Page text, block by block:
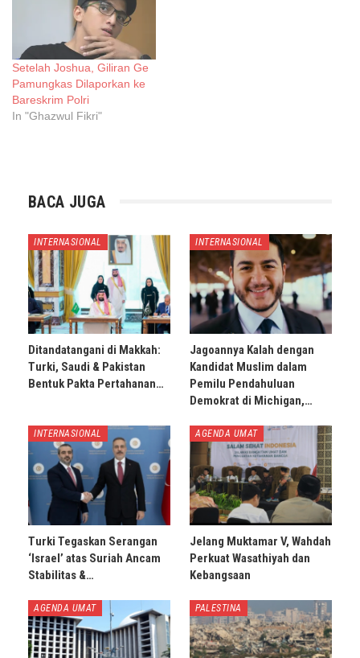
Setelah Joshua, Giliran Ge
Pamungkas Dilaporkan ke
Bareskrim Polri
In "Ghazwul Fikri"
BACA JUGA
INTERNASIONAL
Ditandatangani di Makkah:
Turki, Saudi & Pakistan
Bentuk Pakta Pertahanan…
INTERNASIONAL
Jagoannya Kalah dengan
Kandidat Muslim dalam
Pemilu Pendahuluan
Demokrat di Michigan,…
INTERNASIONAL
Turki Tegaskan Serangan
‘Israel’ atas Suriah Ancam
Stabilitas &…
AGENDA UMAT
Jelang Muktamar V, Wahdah
Perkuat Wasathiyah dan
Kebangsaan
AGENDA UMAT PALESTINA